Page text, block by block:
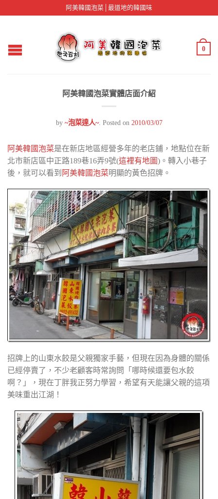
阿美韓國泡菜│最道地的韓國味
0
阿美韓國泡菜實體店面介紹
by ~泡菜達人~. Posted on 2010/03/07
阿美韓國泡菜是在新店地區經營多年的老店鋪，地點位在新
北市新店區中正路189巷16弄9號(這裡有地圖)。轉入小巷子
後，就可以看到 阿美韓國泡菜明顯的黃色招牌。
招牌上的山東水餃是父親獨家手藝，但現在因為身體的關係
已經停賣了，不少老顧客時常詢問「哪時候還要包水餃
啊？」，現在丁胖我正努力學習，希望有天能讓父親的這項
美味重出江湖！